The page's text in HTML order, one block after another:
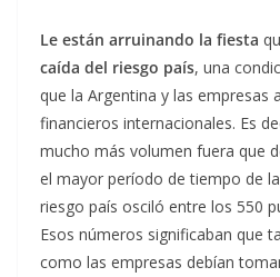
Le están arruinando la fiesta
caída del riesgo país, una
que la Argentina y las empresas
financieros internacionales. Es
mucho más volumen fuera que
el mayor período de tiempo de
riesgo país osciló entre los 550
Esos números significaban que
como las empresas debían